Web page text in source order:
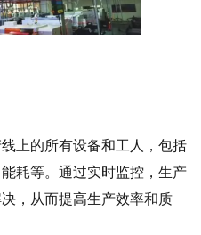
上的所有设备和工人，包括
耗等。通过实时监控，生产
，从而提高生产效率和质